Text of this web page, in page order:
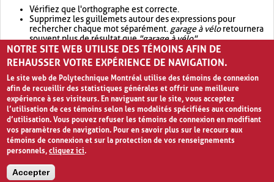
Vérifiez que l'orthographe est correcte.
Supprimez les guillemets autour des expressions pour
rechercher chaque mot séparément. garage à véloretournera
souvent plus de résultat que"garage à vélo".
Envisagez d'élargir votre recherche avec OR.garage OR vélo
retournera souvent plus de résultat quegarage à vélo
NOTRE SITE WEB UTILISE DES TÉMOINS AFIN DE
REHAUSSER VOTRE EXPÉRIENCE DE NAVIGATION.
Le site web de Polytechnique Montréal utilise des témoins de connexion
afin de recueillir des statistiques générales et offrir une meilleure
expérience à ses visiteurs. En naviguant sur le site, vous acceptez
l’utilisation de ces témoins selon les modalités spécifiées aux conditions
d’utilisation. Vous pouvez refuser les témoins de connexion en modifiant
vos paramètres de navigation. Pour en savoir plus sur le recours aux
témoins de connexion et sur la protection de vos renseignements
personnels,cliquez ici.
Accepter